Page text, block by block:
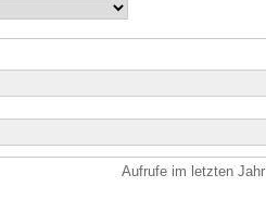
Aufrufe im letzten Jahr